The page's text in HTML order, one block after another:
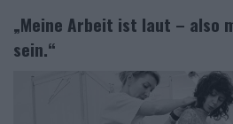
„Meine Arbeit ist laut – also
sein.“